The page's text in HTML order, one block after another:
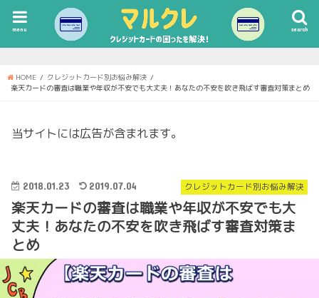
search
menu
HOME
クレジットカード別お悩み解決
楽天カードの審査は職業や年収が不安でも大丈夫！あなたの不安を吹き飛ばす審査対策まとめ
当サイトには広告が含まれます。
クレジットカード別お悩み解決
2018.01.23 2019.07.04
楽天カードの審査は職業や年収が不安でも大
丈夫！あなたの不安を吹き飛ばす審査対策ま
とめ